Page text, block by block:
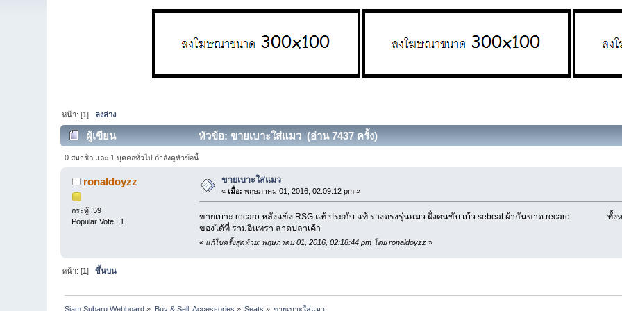
หน้า: [1] ลงล่าง
ผู้เขียน หัวข้อ: ขายเบาะใส่แมว (อ่าน 7437 ครั้ง)
0 สมาชิก และ 1 บุคคลทั่วไป กำลังดูหัวข้อนี้
ronaldoyzz
กระทู้: 59
Popular Vote : 1
ขายเบาะใส่แมว
«เมื่อ: พฤษภาคม 01, 2016, 02:09:12 pm »
ขายเบาะ recaro หลังแข็ง RSG แท้ ประกับ แท้ รางตรงรุ่นแมว ฝั่งคนขับ เบ้ว sebeat ผ้ากันขาด recaro ทั้งหม
ของได้ที่ รามอินทรา ลาดปลาเค้า
« แก้ไขครั้งสุดท้าย: พฤษภาคม 01, 2016, 02:18:44 pm โดย ronaldoyzz»
หน้า: [1]ขึ้นบน
Siam Subaru Webboard » Buy & Sell: Accessories » Seats » ขายเบาะใส่แมว